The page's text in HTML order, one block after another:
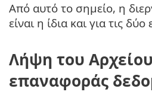
Από αυτό το σημείο, η
είναι η ίδια και για τις δύο
Λήψη του Αρχείου
επαναφοράς